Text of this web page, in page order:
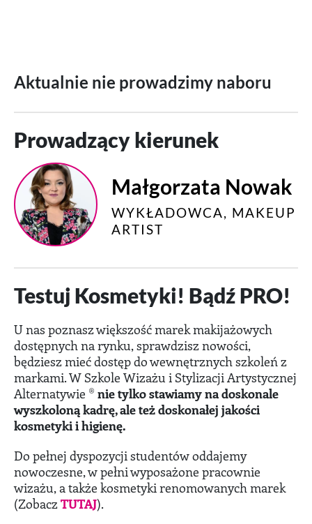
Aktualnie nie prowadzimy naboru
Prowadzący kierunek
Małgorzata Nowak
WYKŁADOWCA, MAKEUP
ARTIST
Testuj Kosmetyki! Bądź PRO!
U nas poznasz większość marek makijażowych
dostępnych na rynku, sprawdzisz nowości,
będziesz mieć dostęp do wewnętrznych szkoleń z
markami. W Szkole Wizażu i Stylizacji Artystycznej
Alternatywie ® nie tylko stawiamy na doskonale
wyszkoloną kadrę, ale też doskonałej jakości
kosmetyki i higienę.
Do pełnej dyspozycji studentów oddajemy
nowoczesne, w pełni wyposażone pracownie
wizażu, a także kosmetyki renomowanych marek
(ZobaczTUTAJ).